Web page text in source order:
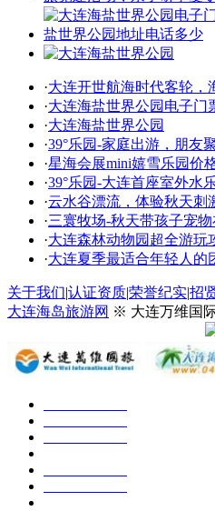
·大连开世航海时代客轮，
·大连海盐世界公园电子门
·大连海盐世界公园
·39°乐园-家庭出游，朋友
·星海会展mini嬉雪乐园价
·39°乐园-大连首座室外水
·云水谷漂流，体验秋天刺
·三寰牧场-秋天带孩子宠
·大连森林动物园超全游玩
·大连夏季最适合年轻人的
关于我们|认证资质|荣誉纪实|招
大连海岛旅游网 ※ 大连万维国